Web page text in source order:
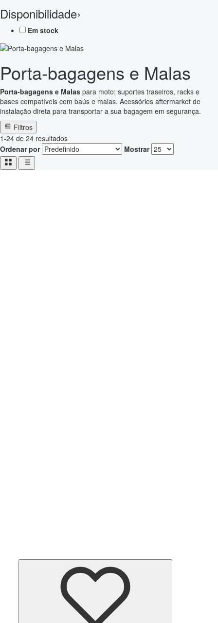
Disponibilidade›
Em stock
Porta-bagagens e Malas
Porta-bagagens e Malas para moto: suportes traseiros, racks e
bases compatíveis com baús e malas. Acessórios aftermarket de
instalação direta para transportar a sua bagagem em segurança.
Filtros
1-24 de 24 resultados
Ordenar por
Mostrar